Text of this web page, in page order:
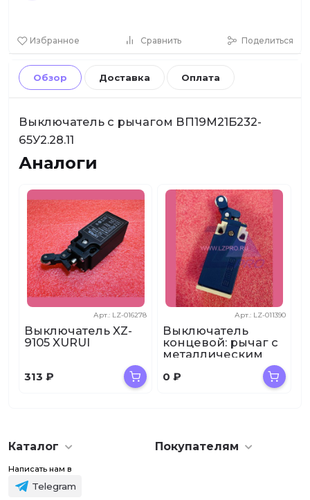
Избранное Сравнить Поделиться
Обзор Доставка Оплата
Выключатель с рычагом ВП19М21Б232-
65У2.28.11
Аналоги
Арт.: LZ-016278
Выключатель XZ-
9105 XURUI
313₽
Арт.: LZ-011390
Выключатель
концевой: рычаг с
металлическим
L5K13MIM411 Emas
0₽
Каталог Покупателям
Написать нам в
Telegram